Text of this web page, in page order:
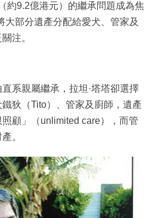
約9.2億港元）的繼承問題成為焦
大部分遺產分配給愛犬、管家及
注。
系親屬繼承，拉坦·塔塔卻選擇
狄（Tito）、管家及廚師，遺產
顧」（unlimited care），而管
。